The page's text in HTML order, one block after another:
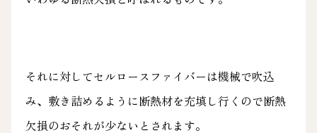
それに対してセルロースファイバーは機械で吹込
み、敷き詰めるように断熱材を充填し行くので断熱
欠損のおそれが少ないとされます。